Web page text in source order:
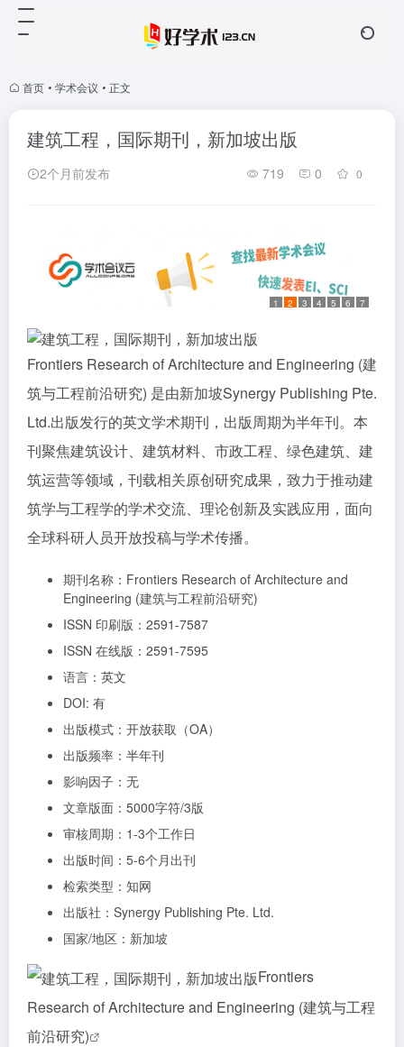
首页 • 学术会议 • 正文
建筑工程，国际期刊，新加坡出版
2个月前发布 719 0 0
1 2 3 4 5 6 7
Frontiers Research of Architecture and Engineering (建
筑与工程前沿研究) 是由新加坡Synergy Publishing Pte.
Ltd.出版发行的英文学术期刊，出版周期为半年刊。本
刊聚焦建筑设计、建筑材料、市政工程、绿色建筑、建
筑运营等领域，刊载相关原创研究成果，致力于推动建
筑学与工程学的学术交流、理论创新及实践应用，面向
全球科研人员开放投稿与学术传播。
期刊名称：Frontiers Research of Architecture and
Engineering (建筑与工程前沿研究)
ISSN 印刷版：2591-7587
ISSN 在线版：2591-7595
语言：英文
DOI: 有
出版模式：开放获取（OA）
出版频率：半年刊
影响因子：无
文章版面：5000字符/3版
审核周期：1-3个工作日
出版时间：5-6个月出刊
检索类型：知网
出版社：Synergy Publishing Pte. Ltd.
国家/地区：新加坡
Frontiers
Research of Architecture and Engineering (建筑与工程
前沿研究)